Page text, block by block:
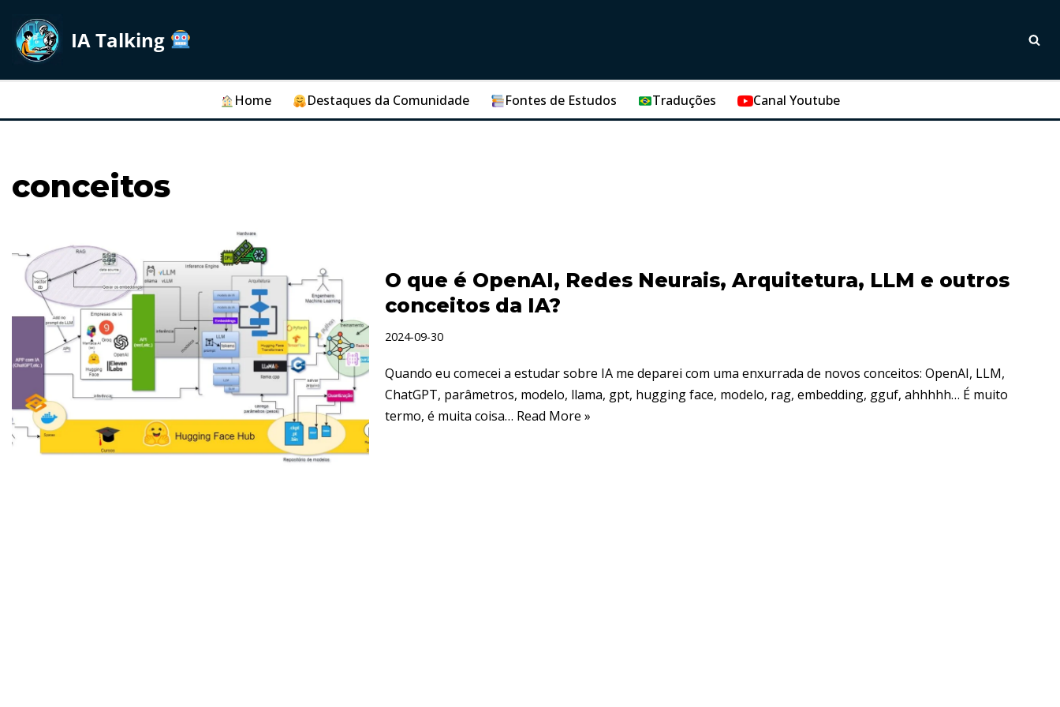
Skip
IA Talking
Home Destaques da Comunidade Fontes de Estudos Traduções Canal Youtube
conceitos
O que é OpenAI, Redes Neurais, Arquitetura, LLM e outros
conceitos da IA?
2024-09-30
Quando eu comecei a estudar sobre IA me deparei com uma enxurrada de novos conceitos: OpenAI, LLM,
ChatGPT, parâmetros, modelo, llama, gpt, hugging face, modelo, rag, embedding, gguf, ahhhhh… É muito
termo, é muita coisa… Read More »